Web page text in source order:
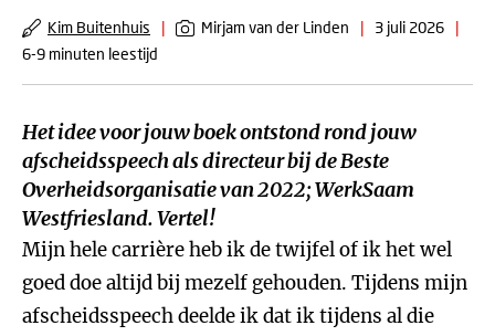
Kim Buitenhuis | Mirjam van der Linden | 3 juli 2026
|
6-9 minuten leestijd
Het idee voor jouw boek ontstond rond jouw
afscheidsspeech als directeur bij de Beste
Overheidsorganisatie van 2022; WerkSaam
Westfriesland. Vertel!
Mijn hele carrière heb ik de twijfel of ik het wel
goed doe altijd bij mezelf gehouden. Tijdens mijn
afscheidsspeech deelde ik dat ik tijdens al die